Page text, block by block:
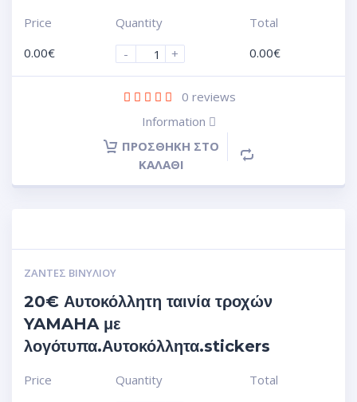
Price
0.00€
Quantity
-
+
Total
0.00€
0 reviews
Information
ΠΡΟΣΘΉΚΗ ΣΤΟ
ΚΑΛΆΘΙ
ΖΆΝΤΕΣ ΒΙΝΥΛΊΟΥ
20€ Αυτοκόλλητη ταινία τροχών
YAMAHA με
λογότυπα.Αυτοκόλλητα.stickers
Price
Quantity
Total